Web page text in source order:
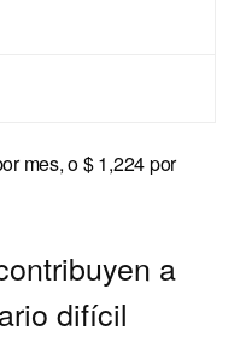
mes, o $ 1,224 por
a
difícil